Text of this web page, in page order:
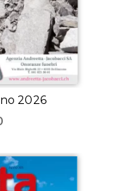
2026